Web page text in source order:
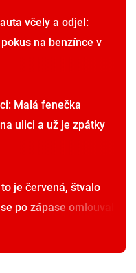
včely a odjel:
na benzínce v
Malá fenečka
ulici a už je zpátky
je červená, štvalo
po zápase omlouval